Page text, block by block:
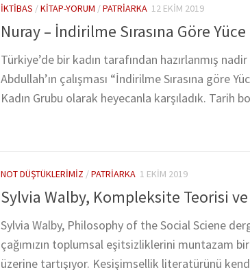
İKTIBAS /KITAP-YORUM /PATRIARKA 12 EKIM 2019
Nuray – İndirilme Sırasına Göre
Türkiye’de bir kadın tarafından hazırlanmış
Abdullah’ın çalışması “İndirilme Sırasına göre
Kadın Grubu olarak heyecanla karşıladık. Tarih
NOT DÜŞTÜKLERIMIZ /PATRIARKA 1 EKIM 2019
Sylvia Walby, Kompleksite Teorisi
Sylvia Walby, Philosophy of the Social Sciene
çağımızın toplumsal eşitsizliklerini muntazam
üzerine tartışıyor. Kesişimsellik literatürünü